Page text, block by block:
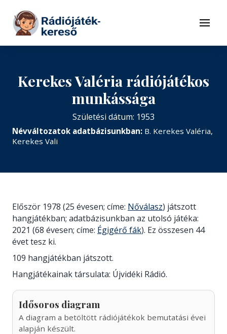
Tovább a tartalomhoz
Menü
Kerekes Valéria rádiójátékos
munkássága
Születési dátum: 1953
Névváltozatok adatbázisunkban: B. Kerekes Valéria,
Kerekes Vali
Először 1978 (25 évesen; címe: Nőválasz) játszott
hangjátékban; adatbázisunkban az utolsó játéka:
2021 (68 évesen; címe: Égigérő fák). Ez összesen 44
évet tesz ki.
109 hangjátékban játszott.
Hangjátékainak társulata: Újvidéki Rádió.
Idősoros diagram
A diagram a betöltött rádiójátékok bemutatási évei
alapján készült.